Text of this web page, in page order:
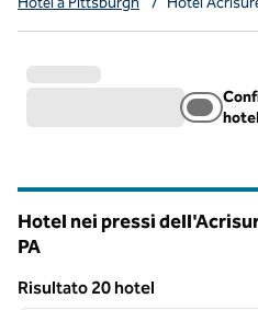
Hotel nei pressi
PA
Risultato 20 hotel